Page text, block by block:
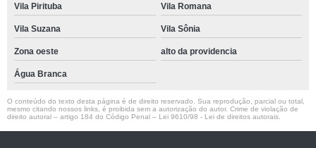
Vila Pirituba Vila Romana
Vila Suzana Vila Sônia
Zona oeste alto da providencia
Água Branca
O conteúdo do texto desta página é de direito reservado. Sua reprodução, parcial ou total,
mesmo citando nossos links, é proibida sem a autorização do autor. Crime de violação de
direito autoral – artigo 184 do Código Penal – Lei 9610/98 - Lei de direitos autorais